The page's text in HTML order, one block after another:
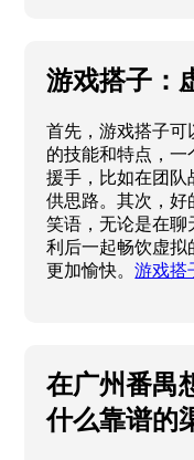
游戏搭子：
首先，游戏搭子可
的技能和特点，一
援手，比如在团队
供思路。其次，好
笑语，无论是在聊
利后一起畅饮虚拟
更加愉快。游戏搭
在广州番禺
什么靠谱的